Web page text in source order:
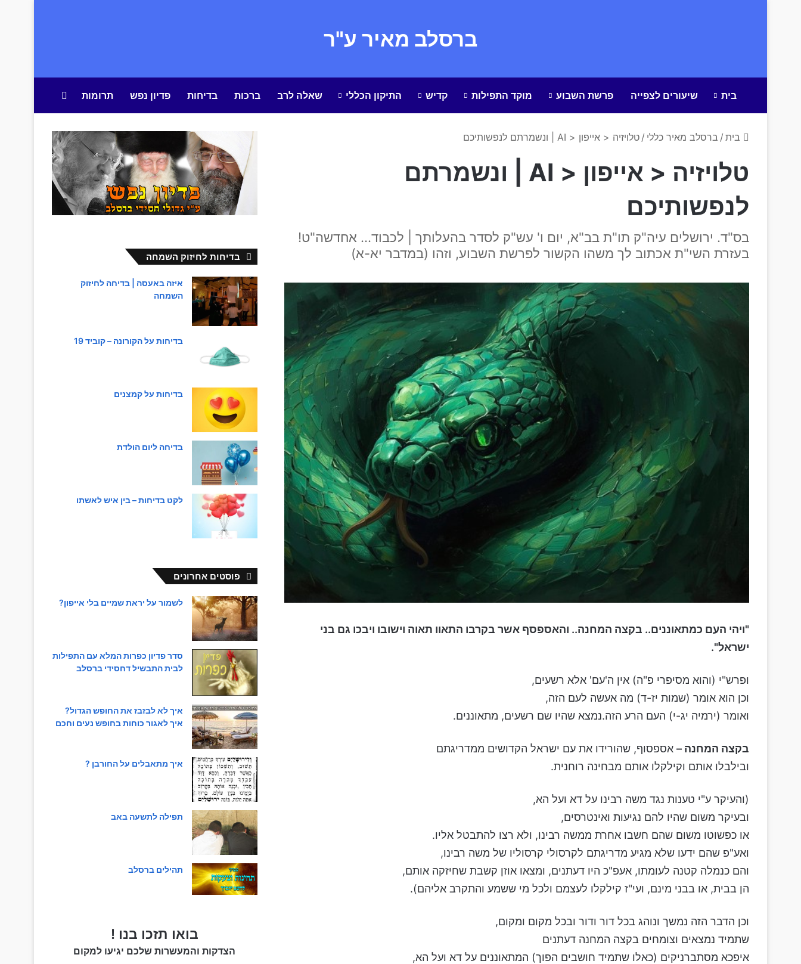
ברסלב מאיר ע"ר
בית שיעורים לצפייה פרשת השבוע מוקד התפילות קדיש התיקון הכללי שאלה לרב ברכות בדיחות פדיון נפש תרומות
בית / ברסלב מאיר כללי / טלויזיה < אייפון < AI | ונשמרתם לנפשותיכם
טלויזיה < אייפון < AI | ונשמרתם
לנפשותיכם
בס"ד. ירושלים עיה"ק תו"ת בב"א, יום ו' עש"ק לסדר בהעלותך | לכבוד… אחדשה"ט!
בעזרת השי"ת אכתוב לך משהו הקשור לפרשת השבוע, וזהו (במדבר יא-א)
"ויהי העם כמתאוננים.. בקצה המחנה.. והאספסף אשר בקרבו התאוו תאוה וישובו ויבכו גם בני
ישראל".
ופרש"י (והוא מסיפרי פ"ה) אין ה'עם' אלא רשעים,
וכן הוא אומר (שמות יז-ד) מה אעשה לעם הזה,
ואומר (ירמיה יג-י) העם הרע הזה.נמצא שהיו שם רשעים, מתאוננים.
בקצה המחנה – אספסוף, שהורידו את עם ישראל הקדושים ממדריגתם
ובילבלו אותם וקילקלו אותם מבחינה רוחנית.
(והעיקר ע"י טענות נגד משה רבינו על דא ועל הא,
ובעיקר משום שהיו להם נגיעות ואינטרסים,
או כפשוטו משום שהם חשבו אחרת ממשה רבינו, ולא רצו להתבטל אליו.
ואע"פ שהם ידעו שלא מגיע מדריגתם לקרסולי קרסוליו של משה רבינו,
והם כנמלה קטנה לעומתו, אעפ"כ היו דעתנים, ומצאו אוזן קשבת שחיזקה אותם,
הן בבית, או בבני מינם, ועי"ז קילקלו לעצמם ולכל מי ששמע והתקרב אליהם).
וכן הדבר הזה נמשך ונוהג בכל דור ודור ובכל מקום ומקום,
שתמיד נמצאים וצומחים בקצה המחנה דעתנים
איפכא מסתברניקים (כאלו שתמיד חושבים הפוך) המתאוננים על דא ועל הא,
בדיחות לחיזוק השמחה
איזה באעסה | בדיחה לחיזוק
השמחה
בדיחות על הקורונה – קוביד 19
בדיחות על קמצנים
בדיחה ליום הולדת
לקט בדיחות – בין איש לאשתו
פוסטים אחרונים
לשמור על יראת שמיים בלי אייפון?
סדר פדיון כפרות המלא עם התפילות
לבית התבשיל דחסידי ברסלב
איך לא לבזבז את החופש הגדול?
איך לאגור כוחות בחופש נעים וחכם
איך מתאבלים על החורבן ?
תפילה לתשעה באב
תהילים ברסלב
בואו תזכו בנו !
הצדקות והמעשרות שלכם יגיעו למקום